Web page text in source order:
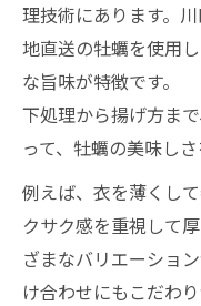
理技術にあります。
地直送の牡蠣を使用
な旨味が特徴です。
下処理から揚げ方ま
って、牡蠣の美味し
例えば、衣を薄くし
クサク感を重視して
ざまなバリエーショ
け合わせにもこだわ